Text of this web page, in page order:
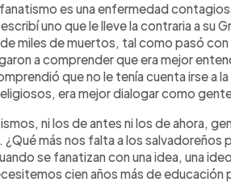
es una enfermedad
uno que le lleve la contraria a su
miles de muertos, tal como pasó con
a comprender que era mejor
que no le tenía cuenta irse a
era mejor dialogar como
ni los de antes ni los de ahora,
¿Qué más nos falta a los salvadoreños
se fanatizan con una idea, una
cien años más de